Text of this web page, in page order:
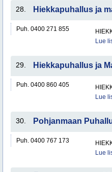
28. Hiekkapuhallus ja
Puh. 0400 271 855
Lue
29. Hiekkapuhallus ja
Puh. 0400 860 405
Lue
30. Pohjanmaan
Puh. 0400 767 173
Lue